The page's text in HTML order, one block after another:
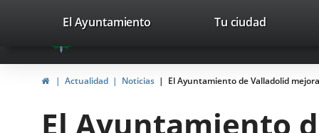
Portal
Web
del
avaTop
valladolid.es
El Ayuntamiento Tu ciudad
InicioActualidad Noticias El Ayuntamiento de Valladolid
El Ayuntamiento